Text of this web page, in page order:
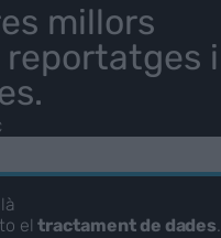
millors
i
eltractament de dades.